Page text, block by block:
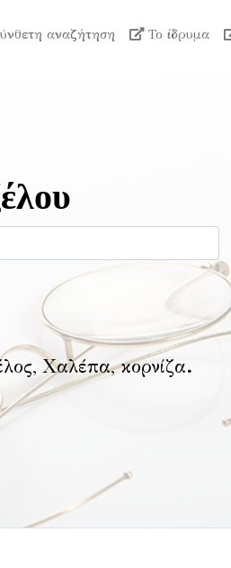
αναζήτηση Το ίδρυμα
Χαλέπα, κορνίζα.